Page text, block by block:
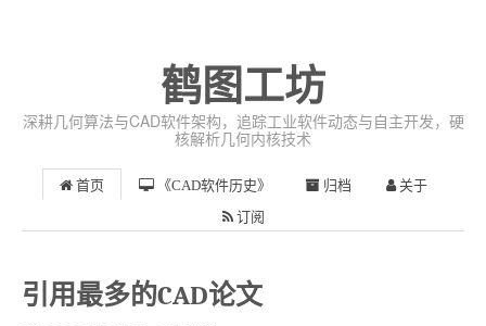
鹤图工坊
深耕几何算法与CAD软件架构，追踪工业软件动态与自主开发，硬
核解析几何内核技术
首页 《CAD软件历史》 归档 关于
订阅
引用最多的CAD论文